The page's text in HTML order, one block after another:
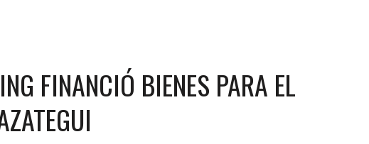
NI CRISTINA LO AYUDA
FINANCIÓ BIENES PARA EL